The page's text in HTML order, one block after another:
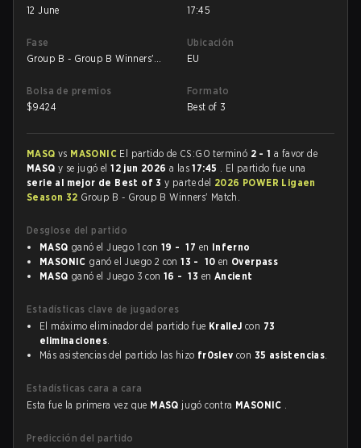
12 June
17:45
Fase
Group B - Group B Winners'
Ubicación
EU
Bolsa de premios
$9424
Formato
Best of 3
MASQ vs MASONIC El partido de CS:GO terminó 2 - 1 a favor de
MASQ y se jugó el12 jun 2026a las17:45 . El partido fue una
serie al mejor de Best of 3y parte del 2026 POWER Ligaen
Season 32 Group B - Group B Winners' Match.
Desglose del partido
MASQ ganó el Juego 1 con19 - 17 en Inferno
MASONIC ganó el Juego 2 con13 - 10 en Overpass
MASQ ganó el Juego 3 con16 - 13 en Ancient
Estadísticas clave de jugadores
El máximo eliminador del partido fue KralleJ con 73
eliminaciones.
Más asistencias del partido las hizo fr0slev con 35 asistencias.
Estadísticas cara a cara
Esta fue la primera vez que MASQ jugó contra MASONIC .
Predicción del partido